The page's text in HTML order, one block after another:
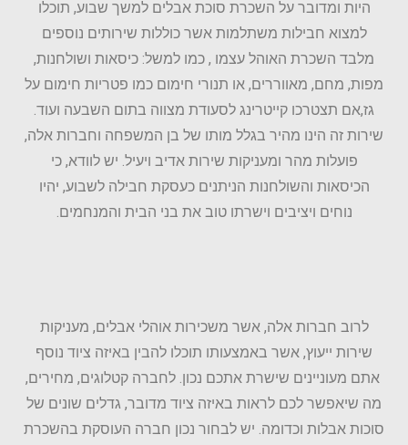
היות ומדובר על השכרת סוכת אבלים למשך שבוע, תוכלו
למצוא חבילות משתלמות אשר כוללות שירותים נוספים
מלבד השכרת האוהל עצמו , כמו למשל: כיסאות ושולחנות,
מפות, מחם, מאווררים, או תנורי חימום כמו פטריות חימום על
גז,אם תצטרכו קייטרינג לסעודת מצווה בתום השבעה ועוד.
שירות זה הינו מהיר בגלל מותו של בן המשפחה וחברות אלה,
פועלות מהר ומעניקות שירות אדיב ויעיל. יש לוודא, כי
הכיסאות והשולחנות הניתנים כעסקת חבילה לשבוע, יהיו
נוחים ויציבים וישרתו טוב את בני הבית והמנחמים.
לרוב חברות אלה, אשר משכירות אוהלי אבלים, מעניקות
שירות ייעוץ, אשר באמצעותו תוכלו להבין באיזה ציוד נוסף
אתם מעוניינים שישרת אתכם נכון. לחברה קטלוגים, מחירים,
מה שיאפשר לכם לראות באיזה ציוד מדובר, גדלים שונים של
סוכות אבלות וכדומה. יש לבחור נכון חברה העוסקת בהשכרת